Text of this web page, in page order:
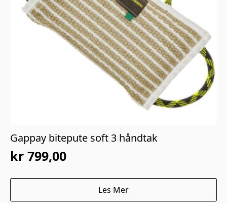
Gappay bitepute soft 3 håndtak
kr 799,00
Les Mer